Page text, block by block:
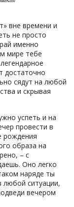
вне времени и
не просто
именно
мире тебе
достаточно
сядут на любой
и скрывая
успеть и на
провести в
рождения
образа на
– с
Оно легко
наряде ты
любой ситуации,
вечером